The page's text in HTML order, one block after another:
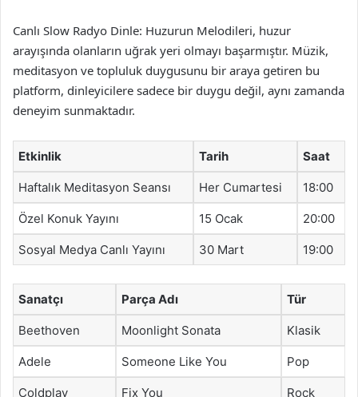
Canlı Slow Radyo Dinle: Huzurun Melodileri, huzur
arayışında olanların uğrak yeri olmayı başarmıştır. Müzik,
meditasyon ve topluluk duygusunu bir araya getiren bu
platform, dinleyicilere sadece bir duygu değil, aynı zamanda
deneyim sunmaktadır.
Etkinlik Tarih Saat
Haftalık Meditasyon Seansı Her Cumartesi 18:00
Özel Konuk Yayını 15 Ocak 20:00
Sosyal Medya Canlı Yayını 30 Mart 19:00
Sanatçı Parça Adı Tür
Beethoven Moonlight Sonata Klasik
Adele Someone Like You Pop
Coldplay Fix You Rock